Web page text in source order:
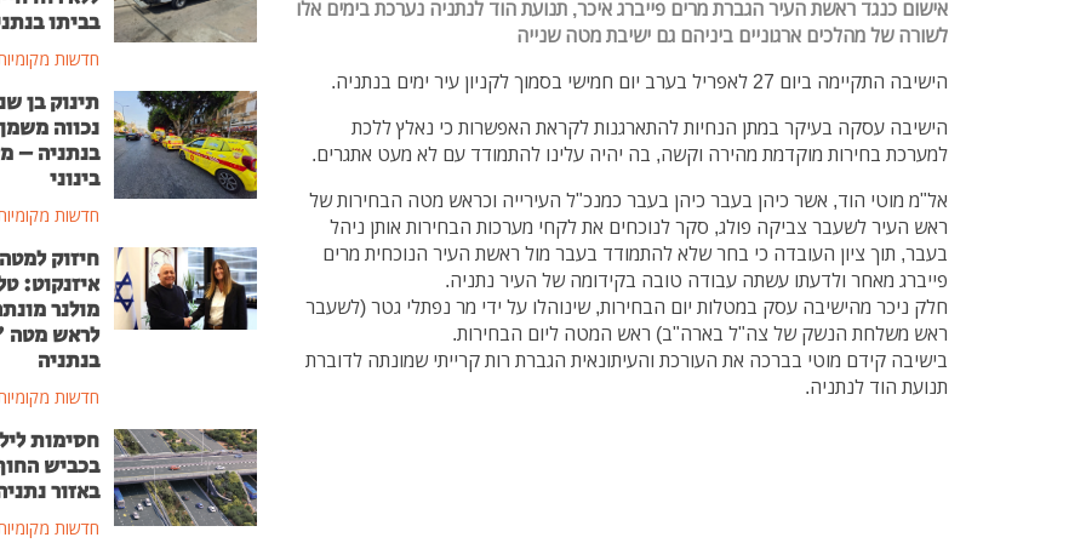
אישום כנגד ראשת העיר הגברת מרים פייברג איכר, תנועת הוד לנתניה נערכת בימים אלו
לשורה של מהלכים ארגוניים ביניהם גם ישיבת מטה שנייה
הישיבה התקיימה ביום 27 לאפריל בערב יום חמישי בסמוך לקניון עיר ימים בנתניה.
הישיבה עסקה בעיקר במתן הנחיות להתארגנות לקראת האפשרות כי נאלץ ללכת
למערכת בחירות מוקדמת מהירה וקשה, בה יהיה עלינו להתמודד עם לא מעט אתגרים.
אל"מ מוטי הוד, אשר כיהן בעבר כיהן בעבר כמנכ"ל העירייה וכראש מטה הבחירות של
ראש העיר לשעבר צביקה פולג, סקר לנוכחים את לקחי מערכות הבחירות אותן ניהל
בעבר, תוך ציון העובדה כי בחר שלא להתמודד בעבר מול ראשת העיר הנוכחית מרים
פייברג מאחר ולדעתו עשתה עבודה טובה בקידומה של העיר נתניה.
חלק ניכר מהישיבה עסק במטלות יום הבחירות, שינוהלו על ידי מר נפתלי גטר (לשעבר
ראש משלחת הנשק של צה"ל בארה"ב) ראש המטה ליום הבחירות.
בישיבה קידם מוטי בברכה את העורכת והעיתונאית הגברת רות קרייתי שמונתה לדוברת
תנועת הוד לנתניה.
בביתו
חדשות
תינוק בן
נכווה
בנתניה –
בינוני
חדשות
חיזוק למטה
איזנקוט:
מולנר
לראש
בנתניה
חדשות
חסימות
בכביש
באזור
חדשות